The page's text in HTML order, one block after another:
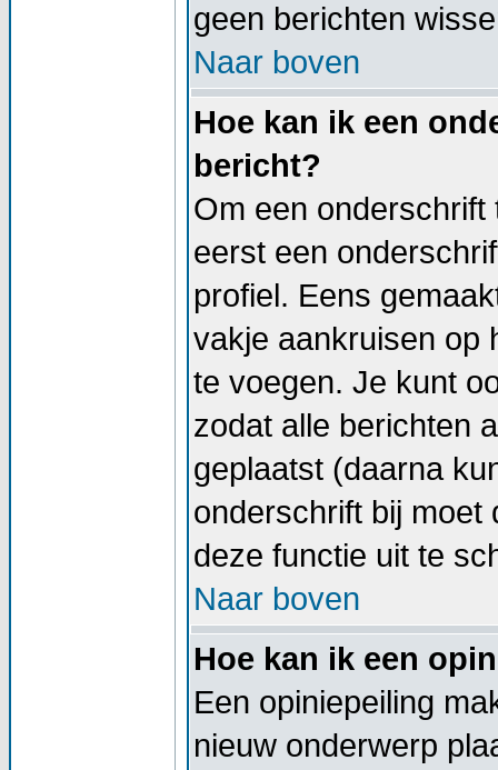
geen berichten
Naar boven
Hoe kan ik een
bericht?
Om een
eerst een
profiel. Eens
vakje aankruisen op
te voegen. Je kunt
zodat alle berichten
geplaatst (daarna
onderschrift bij moet
deze functie uit te
Naar boven
Hoe kan ik een
Een opiniepeiling
nieuw onderwerp